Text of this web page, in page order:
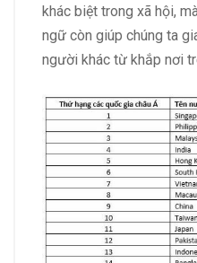
khác biệt trong xã hội,
ngữ còn giúp chúng ta
người khác từ khắp nơi